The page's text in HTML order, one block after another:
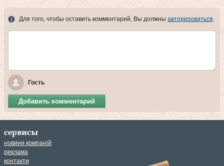
Для того, чтобы оставить комментарий, Вы должны авторизоваться.
Гость
Добавить комментарий
сервисы
новини компаній
реклама
контакти